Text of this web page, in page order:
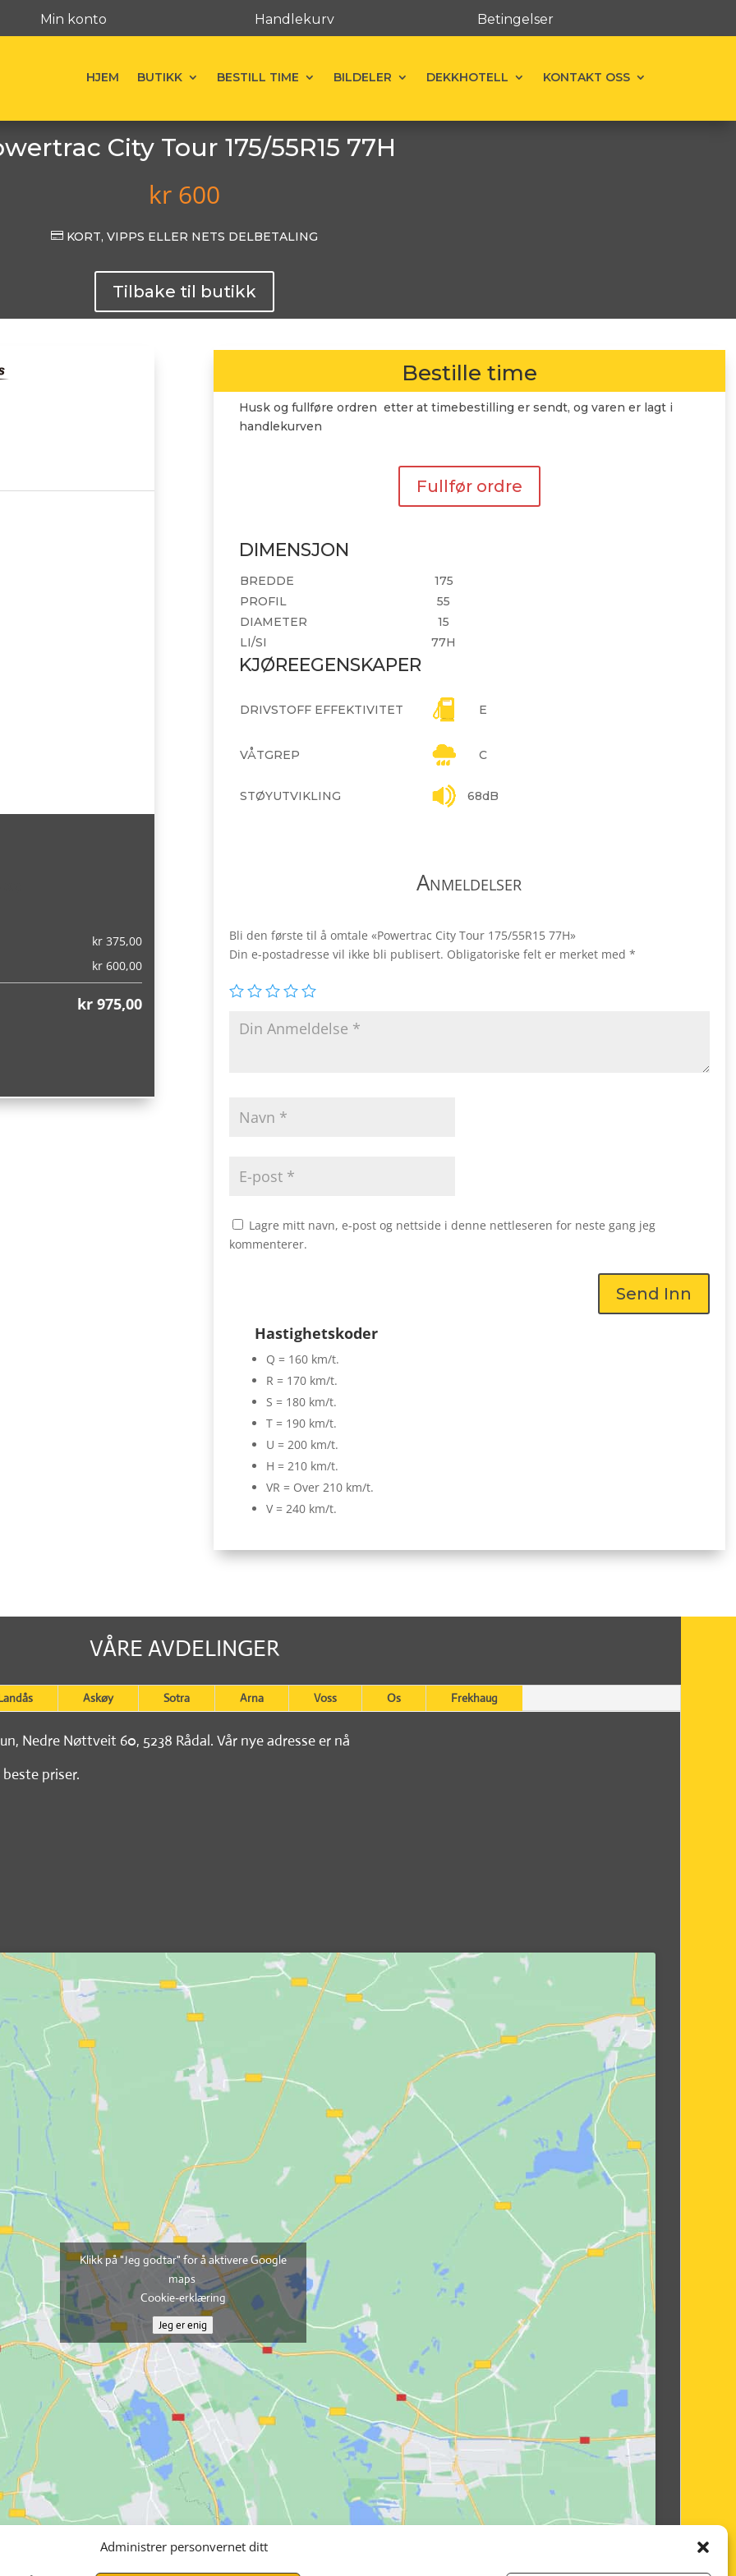
Administrer personvernet ditt
Min konto Handlekurv Betingelser
HJEM BUTIKK BESTILL TIME BILDELER DEKKHOTELL KONTAKT OSS
City Tour 175/55R15 77H
kr600
KORT, VIPPS ELLER NETS DELBETALING
Tilbake til butikk
kr 375,00
kr 600,00
kr 975,00
Bestille time
Husk og fullføre ordren etter at timebestilling er sendt, og varen er lagt i
handlekurven
Fullfør ordre
DIMENSJON
BREDDE
175
PROFIL
55
DIAMETER
15
LI/SI
77H
KJØREEGENSKAPER
DRIVSTOFF EFFEKTIVITET E
VÅTGREP C
STØYUTVIKLING 68dB
Anmeldelser
Bli den første til å omtale «Powertrac City Tour 175/55R15 77H»
Din e-postadresse vil ikke bli publisert. Obligatoriske felt er merket med *
Lagre mitt navn, e-post og nettside i denne nettleseren for neste gang jeg
kommenterer.
Send Inn
Hastighetskoder
Q = 160 km/t.
R = 170 km/t.
S = 180 km/t.
T = 190 km/t.
U = 200 km/t.
H = 210 km/t.
VR = Over 210 km/t.
V = 240 km/t.
VÅRE AVDELINGER
Askøy Sotra Arna Voss Os Frekhaug
Nedre Nøttveit 60, 5238 Rådal. Vår nye adresse er nå
priser.
Klikk på "Jeg godtar" for å aktivere Google
maps
Cookie-erklæring
Jeg er enig